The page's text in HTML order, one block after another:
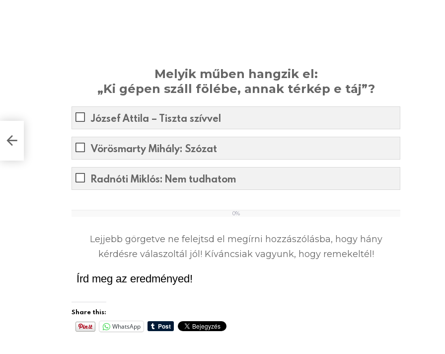
Melyik műben hangzik el:
„Ki gépen száll fölébe, annak térkép e táj”?
József Attila – Tiszta szívvel ​
Vörösmarty Mihály: Szózat​
Radnóti Miklós: Nem tudhatom
0%
Lejjebb görgetve ne felejtsd el megírni hozzászólásba, hogy hány
kérdésre válaszoltál jól! Kíváncsiak vagyunk, hogy remekeltél!
Írd meg az eredményed!
Share this:
WhatsApp